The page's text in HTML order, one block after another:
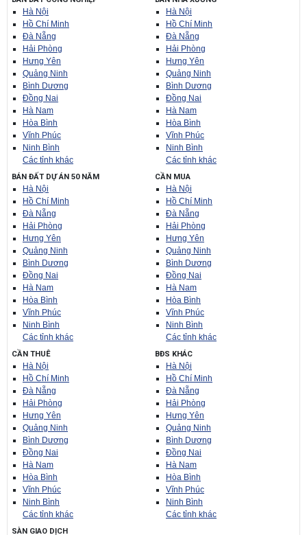
BÁN ĐẤT CÔNG NGHIỆP
Hà Nội
Hồ Chí Minh
Đà Nẵng
Hải Phòng
Hưng Yên
Quảng Ninh
Bình Dương
Đồng Nai
Hà Nam
Hòa Bình
Vĩnh Phúc
Ninh Bình
BÁN NHÀ XƯỞNG
Hà Nội
Hồ Chí Minh
Đà Nẵng
Hải Phòng
Hưng Yên
Quảng Ninh
Bình Dương
Đồng Nai
Hà Nam
Hòa Bình
Vĩnh Phúc
Ninh Bình
BÁN ĐẤT DỰ ÁN 50 NĂM
Hà Nội
Hồ Chí Minh
Đà Nẵng
Hải Phòng
Hưng Yên
Quảng Ninh
Bình Dương
Đồng Nai
Hà Nam
Hòa Bình
Vĩnh Phúc
Ninh Bình
CẦN MUA
Hà Nội
Hồ Chí Minh
Đà Nẵng
Hải Phòng
Hưng Yên
Quảng Ninh
Bình Dương
Đồng Nai
Hà Nam
Hòa Bình
Vĩnh Phúc
Ninh Bình
CẦN THUÊ
Hà Nội
Hồ Chí Minh
Đà Nẵng
Hải Phòng
Hưng Yên
Quảng Ninh
Bình Dương
Đồng Nai
Hà Nam
Hòa Bình
Vĩnh Phúc
Ninh Bình
BĐS KHÁC
Hà Nội
Hồ Chí Minh
Đà Nẵng
Hải Phòng
Hưng Yên
Quảng Ninh
Bình Dương
Đồng Nai
Hà Nam
Hòa Bình
Vĩnh Phúc
Ninh Bình